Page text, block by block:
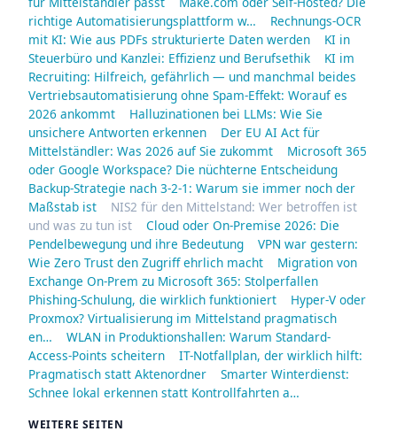
richtige Automatisierungsplattform w…
Rechnungs-OCR
mit KI: Wie aus PDFs strukturierte Daten werden
KI in
Steuerbüro und Kanzlei: Effizienz und Berufsethik
KI im
Recruiting: Hilfreich, gefährlich — und manchmal beides
Vertriebsautomatisierung ohne Spam-Effekt: Worauf es
2026 ankommt
Halluzinationen bei LLMs: Wie Sie
unsichere Antworten erkennen
Der EU AI Act für
Mittelständler: Was 2026 auf Sie zukommt
Microsoft 365
oder Google Workspace? Die nüchterne Entscheidung
Backup-Strategie nach 3-2-1: Warum sie immer noch der
Maßstab ist
NIS2 für den Mittelstand: Wer betroffen ist
und was zu tun ist
Cloud oder On-Premise 2026: Die
Pendelbewegung und ihre Bedeutung
VPN war gestern:
Wie Zero Trust den Zugriff ehrlich macht
Migration von
Exchange On-Prem zu Microsoft 365: Stolperfallen
Phishing-Schulung, die wirklich funktioniert
Hyper-V oder
Proxmox? Virtualisierung im Mittelstand pragmatisch
en…
WLAN in Produktionshallen: Warum Standard-
Access-Points scheitern
IT-Notfallplan, der wirklich hilft:
Pragmatisch statt Aktenordner
Smarter Winterdienst:
Schnee lokal erkennen statt Kontrollfahrten a…
WEITERE SEITEN